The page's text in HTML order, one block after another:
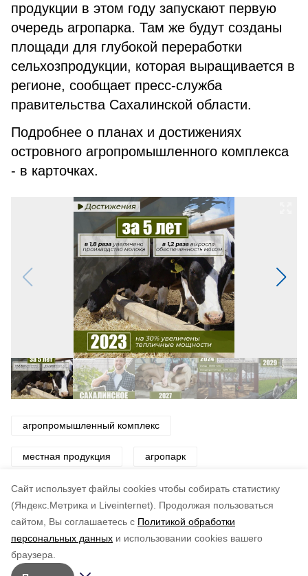
Cайт использует файлы cookies чтобы собирать статистику
(Яндекс.Метрика и Liveinternet).
Продолжая пользоваться
сайтом, Вы соглашаетесь с Политикой обработки
персональных данных и использовании cookies вашего
браузера.
продукции в этом году запускают первую
очередь агропарка. Там же будут созданы
площади для глубокой переработки
сельхозпродукции, которая выращивается в
регионе, сообщает пресс-служба
правительства Сахалинской области.
Подробнее о планах и достижениях
островного агропромышленного комплекса
- в карточках.
агропромышленный комплекс
местная продукция агропарк
господдержка губернатор сахалинской области
по оценке
5